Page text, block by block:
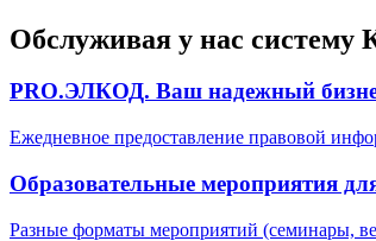
Обслуживая у нас систему
PRO.ЭЛКОД. Ваш надежный
Ежедневное предоставление правовой
Образовательные мероприятия
Разные форматы мероприятий (семинары,